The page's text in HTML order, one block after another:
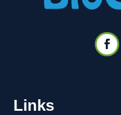
Links